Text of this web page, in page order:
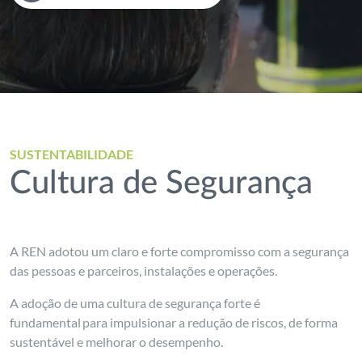
SUSTENTABILIDADE
Cultura de Segurança
A REN adotou um claro e forte compromisso com a segurança
das pessoas e parceiros, instalações e operações.
A adoção de uma cultura de segurança forte é
fundamental para impulsionar a redução de riscos, de forma
sustentável e melhorar o desempenho.